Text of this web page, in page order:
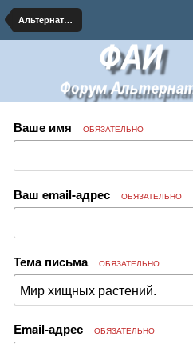
Альтернативная Биология
Ваше имя ОБЯЗАТЕЛЬНО
Ваш email-адрес ОБЯЗАТЕЛЬНО
Тема письма ОБЯЗАТЕЛЬНО
Email-адрес ОБЯЗАТЕЛЬНО